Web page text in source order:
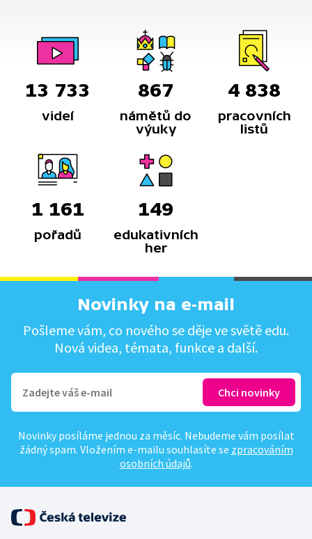
13 733
videí
867
námětů do
výuky
4 838
pracovních
listů
1 161
pořadů
149
edukativních
her
Novinky na e-mail
Pošleme vám, co nového se děje ve světě edu.
Nová videa, témata, funkce a další.
Novinky posíláme jednou za měsíc. Nebudeme vám posílat
žádný spam. Vložením e-mailu souhlasíte se zpracováním
osobních údajů.